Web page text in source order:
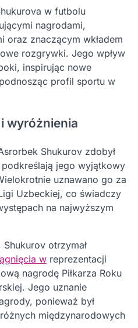
w futbolu
nagrodami,
oraz znaczącym wkładem
rozgrywki. Jego wpływ
inspirując nowe
profil sportu w
wyróżnienia
Shukurov zdobył
jego wyjątkowy
uznawano go za
Uzbeckiej, co świadczy
na najwyższym
otrzymał
w reprezentacji
nagrodę Piłkarza Roku
Jego uznanie
ponieważ był
międzynarodowych